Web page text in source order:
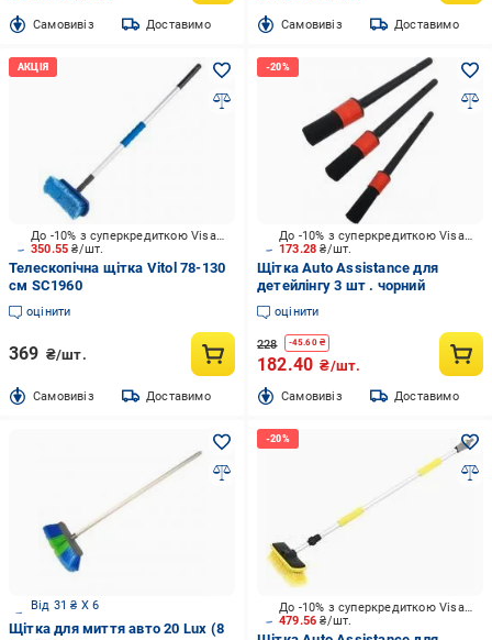
Cамовивіз Доставимо Cамовивіз Доставимо
350.55₴/шт.
До -10% з суперкредиткою Visa Вигода
Телескопічна щітка Vitol 78-130
см SC1960
оцінити
369 ₴/шт.
Cамовивіз Доставимо
173.28₴/шт.
До -10% з суперкредиткою Visa Вигода
Щітка Auto Assistance для
детейлінгу 3 шт . чорний
оцінити
228 -45.60₴
182.40 ₴/шт.
Cамовивіз Доставимо
Від 31 ₴ X 6
Щітка для миття авто 20 Lux (8
479.56₴/шт.
До -10% з суперкредиткою Visa Вигода